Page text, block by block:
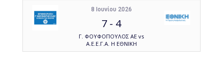
8 Ιουνίου 2026
7 - 4
Γ. ΦΟΥΦΟΠΟΥΛΟΣ ΑΕ vs
Α.Ε.Ε.Γ.Α. Η ΕΘΝΙΚΗ